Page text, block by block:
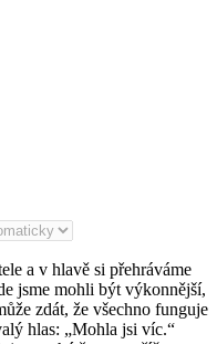
a v hlavě si přehráváme
jsme mohli být výkonnější,
zdát, že všechno funguje
hlas: „Mohla jsi víc.“